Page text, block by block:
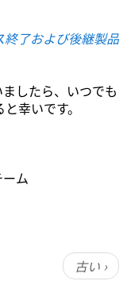
終了および後継製品
したら、いつでも
幸いです。
ム
古い ›